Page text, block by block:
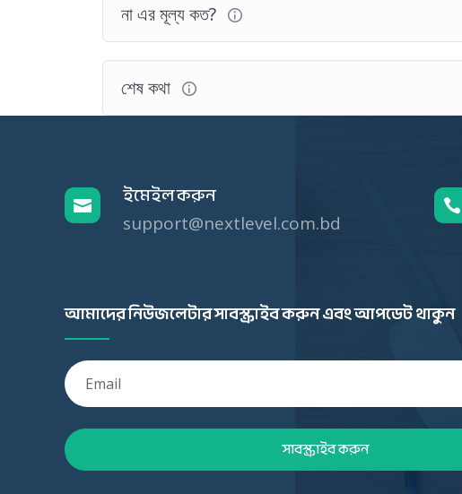
না এর মূল্য কত?
শেষ কথা
 ইমেইল করুন
support@nextlevel.com.bd

আমাদের নিউজলেটার সাবস্ক্রাইব করুন এবং আপডেট থাকুন
সাবস্ক্রাইব করুন